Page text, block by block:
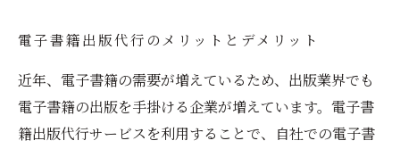
電子書籍出版代行のメリットとデメリット
近年、電子書籍の需要が増えているため、出版業界でも
電子書籍の出版を手掛ける企業が増えています。電子書
籍出版代行サービスを利用することで、自社での電子書